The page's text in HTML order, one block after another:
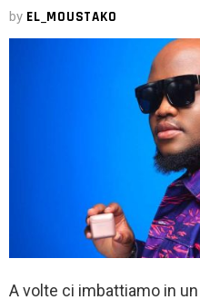
by EL_MOUSTAKO
A volte ci imbattiamo in